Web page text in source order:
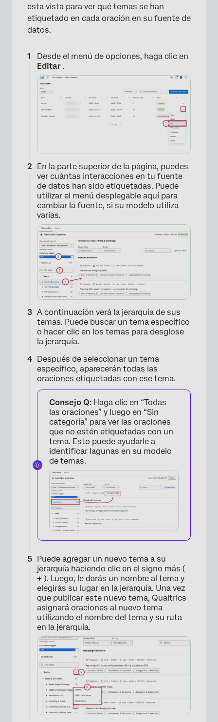
esta vista para ver qué temas se han
etiquetado en cada oración en su fuente de
datos.
Desde el menú de opciones, haga clic en
Editar .
En la parte superior de la página, puedes
ver cuántas interacciones en tu fuente
de datos han sido etiquetadas. Puede
utilizar el menú desplegable aquí para
cambiar la fuente, si su modelo utiliza
varias.
×
A continuación verá la jerarquía de sus
temas. Puede buscar un tema específico
o hacer clic en los temas para desglose
la jerarquía.
Después de seleccionar un tema
específico, aparecerán todas las
oraciones etiquetadas con ese tema.
Consejo Q: Haga clic en “Todas
las oraciones” y luego en “Sin
categoría” para ver las oraciones
que no estén etiquetadas con un
tema. Esto puede ayudarle a
identificar lagunas en su modelo
de temas.
Puede agregar un nuevo tema a su
jerarquía haciendo clic en el signo más (
+ ). Luego, le darás un nombre al tema y
elegirás su lugar en la jerarquía. Una vez
que publicar este nuevo tema, Qualtrics
asignará oraciones al nuevo tema
utilizando el nombre del tema y su ruta
en la jerarquía.